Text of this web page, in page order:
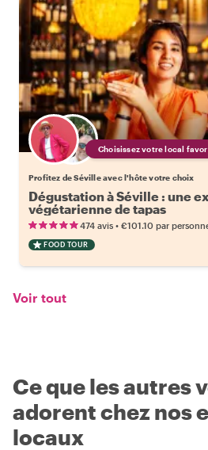
Choisissez votre local
Profitez de Séville avec l'hôte votre choix
Dégustation à Séville : une
végétarienne de tapas
474 avis • €101.10 par
FOOD TOUR
Voir tout
Ce que les autres
adorent chez nos
locaux